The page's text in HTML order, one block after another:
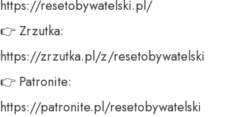
https://resetobywatelski.pl/
👉 Zrzutka:
https://zrzutka.pl/z/resetobywatelski
👉 Patronite:
https://patronite.pl/resetobywatelski